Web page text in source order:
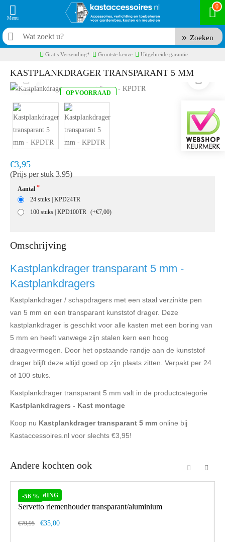
0
Zoeken
Gratis Verzending* Grootste keuze Uitgebreide garantie
KASTPLANKDRAGER TRANSPARANT 5 MM
OP VOORRAAD
Snel in huis, 1 á 2 werkdagen
€3,95
(Prijs per stuk 3.95)
Aantal
24 stuks | KPD24TR
100 stuks | KPD100TR (+€7,00)
Omschrijving
Kastplankdrager transparant 5 mm -
Kastplankdragers
Kastplankdrager / schapdragers met een staal verzinkte pen
van 5 mm en een transparant kunststof drager. Deze
kastplankdrager is geschikt voor alle kasten met een boring van
5 mm en heeft vanwege zijn stalen kern een hoog
draagvermogen. Door het opstaande randje aan de kunststof
drager blijft deze altijd goed op zijn plaats zitten. Verpakt per 24
of 100 stuks.
Kastplankdrager transparant 5 mm valt in de productcategorie
Kastplankdragers - Kast montage
Koop nu Kastplankdrager transparant 5 mm online bij
Kastaccessoires.nl voor slechts €3,95!
Andere kochten ook
OPRUIMING
-56 %
Servetto riemenhouder transparant/aluminium
€79,95 €35,00